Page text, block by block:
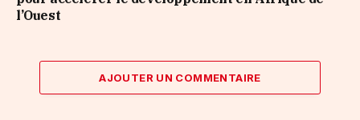
l’Ouest
AJOUTER UN COMMENTAIRE